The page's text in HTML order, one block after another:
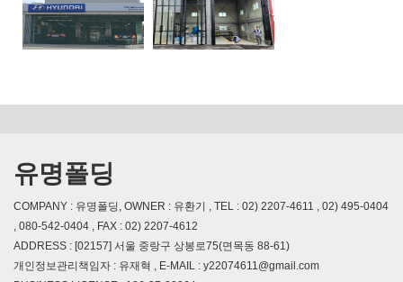
유명폴딩
COMPANY : 유명폴딩, OWNER : 유환기 , TEL : 02) 2207-4611 , 02) 495-0404
, 080-542-0404 , FAX : 02) 2207-4612
ADDRESS : [02157] 서울 중랑구 상봉로75(면목동 88-61)
개인정보관리책임자 : 유재혁 , E-MAIL : y22074611@gmail.com